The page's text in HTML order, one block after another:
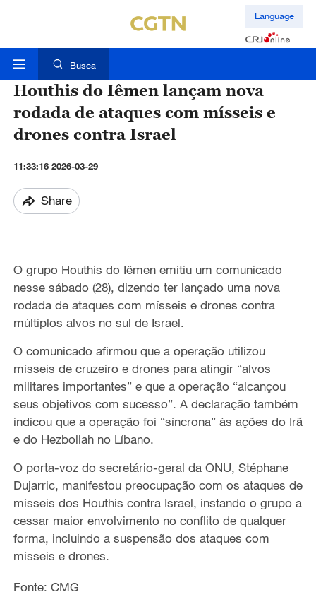
Language
Busca
Houthis do Iêmen lançam nova
rodada de ataques com mísseis e
drones contra Israel
11:33:16 2026-03-29
Share
O grupo Houthis do Iêmen emitiu um comunicado
nesse sábado (28), dizendo ter lançado uma nova
rodada de ataques com mísseis e drones contra
múltiplos alvos no sul de Israel.
O comunicado afirmou que a operação utilizou
mísseis de cruzeiro e drones para atingir “alvos
militares importantes” e que a operação “alcançou
seus objetivos com sucesso”. A declaração também
indicou que a operação foi “síncrona” às ações do Irã
e do Hezbollah no Líbano.
O porta-voz do secretário-geral da ONU, Stéphane
Dujarric, manifestou preocupação com os ataques de
mísseis dos Houthis contra Israel, instando o grupo a
cessar maior envolvimento no conflito de qualquer
forma, incluindo a suspensão dos ataques com
mísseis e drones.
Fonte: CMG